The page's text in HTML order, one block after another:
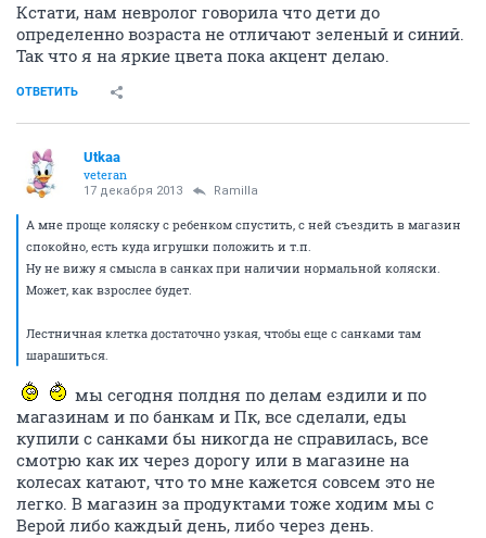
Кстати, нам невролог говорила что дети до
определенно возраста не отличают зеленый и синий.
Так что я на яркие цвета пока акцент делаю.
ОТВЕТИТЬ
Utkaa
veteran
17 декабря 2013 Ramilla
А мне проще коляску с ребенком спустить, с ней съездить в магазин
спокойно, есть куда игрушки положить и т.п.
Ну не вижу я смысла в санках при наличии нормальной коляски.
Может, как взрослее будет.
Лестничная клетка достаточно узкая, чтобы еще с санками там
шарашиться.
мы сегодня полдня по делам ездили и по
магазинам и по банкам и Пк, все сделали, еды
купили с санками бы никогда не справилась, все
смотрю как их через дорогу или в магазине на
колесах катают, что то мне кажется совсем это не
легко. В магазин за продуктами тоже ходим мы с
Верой либо каждый день, либо через день.